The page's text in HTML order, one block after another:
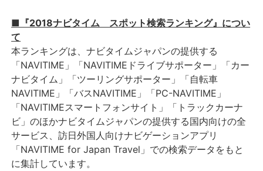
■『2018ナビタイム スポット検索ランキング』につい
て
本ランキングは、ナビタイムジャパンの提供する
「NAVITIME」「NAVITIMEドライブサポーター」「カー
ナビタイム」「ツーリングサポーター」「自転車
NAVITIME」「バスNAVITIME」「PC-NAVITIME」
「NAVITIMEスマートフォンサイト」「トラックカーナ
ビ」のほかナビタイムジャパンの提供する国内向けの全
サービス、訪日外国人向けナビゲーションアプリ
「NAVITIME for Japan Travel」での検索データをもと
に集計しています。